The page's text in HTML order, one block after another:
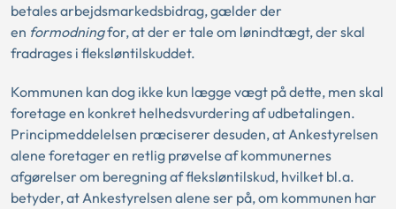
betales arbejdsmarkedsbidrag, gælder der
en formodningfor, at der er tale om lønindtægt, der skal
fradrages i fleksløntilskuddet.
Kommunen kan dog ikke kun lægge vægt på dette, men skal
foretage en konkret helhedsvurdering af udbetalingen.
Principmeddelelsen præciserer desuden, at Ankestyrelsen
alene foretager en retlig prøvelse af kommunernes
afgørelser om beregning af fleksløntilskud, hvilket bl.a.
betyder, at Ankestyrelsen alene ser på, om kommunen har